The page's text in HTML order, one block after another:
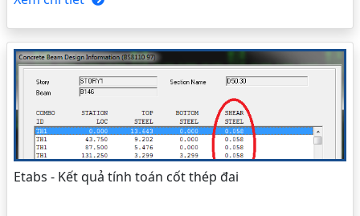
Etabs - Kết quả tính toán cốt thép đai